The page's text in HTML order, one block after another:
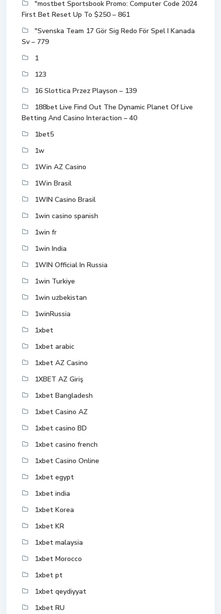
"mostbet Sportsbook Promo: Computer Code 2024
First Bet Reset Up To $250 – 861
"Svenska Team 17 Gör Sig Redo För Spel I Kanada
Sv – 779
1
123
16 Slottica Przez Playson – 139
188bet Live Find Out The Dynamic Planet Of Live
Betting And Casino Interaction – 40
1bet5
1w
1Win AZ Casino
1Win Brasil
1WIN Casino Brasil
1win casino spanish
1win fr
1win India
1WIN Official In Russia
1win Turkiye
1win uzbekistan
1winRussia
1xbet
1xbet arabic
1xbet AZ Casino
1XBET AZ Giriş
1xbet Bangladesh
1xbet Casino AZ
1xbet casino BD
1xbet casino french
1xbet Casino Online
1xbet egypt
1xbet india
1xbet Korea
1xbet KR
1xbet malaysia
1xbet Morocco
1xbet pt
1xbet qeydiyyat
1xbet RU